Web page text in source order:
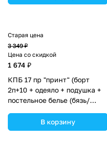
Старая цена
3 349 ₽
Цена со скидкой
1 674 ₽
КПБ 17 пр "принт" (борт
2п+10 + одеяло + подушка +
постельное белье (бязь/
(№П207_2а10бб_09) цвета в
ассортименте.
В корзину